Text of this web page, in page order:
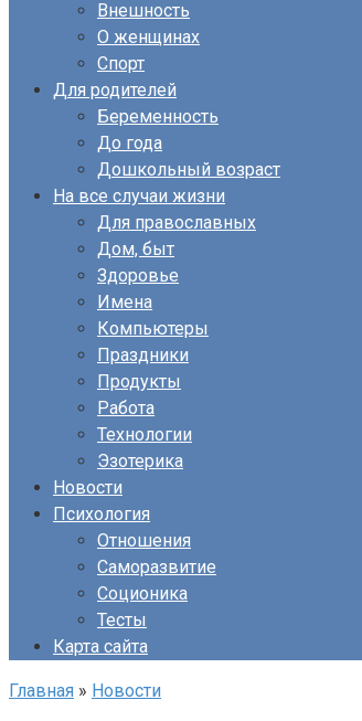
Внешность
О женщинах
Спорт
Для родителей
Беременность
До года
Дошкольный возраст
На все случаи жизни
Для православных
Дом, быт
Здоровье
Имена
Компьютеры
Праздники
Продукты
Работа
Технологии
Эзотерика
Новости
Психология
Отношения
Саморазвитие
Соционика
Тесты
Карта сайта
Главная » Новости